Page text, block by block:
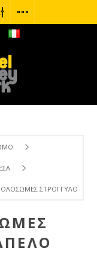
ΟΛΌΣΩΜΕΣ ΣΤΡΌΓΓΥΛΟ